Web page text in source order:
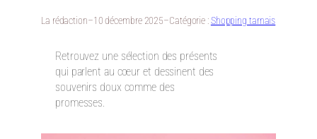
La rédaction–10 décembre 2025–Catégorie :Shopping tarnais
Retrouvez une sélection des présents
qui parlent au cœur et dessinent des
souvenirs doux comme des
promesses.